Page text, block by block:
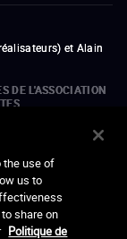
) et Alain
DE L'ASSOCIATION
(représentant de
de la SRF)
CINÉMATHÈQUE
the use of
us to
share on
Politique de